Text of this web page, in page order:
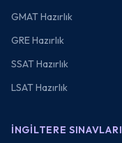
GMAT Hazırlık
GRE Hazırlık
SSAT Hazırlık
LSAT Hazırlık
İNGILTERE SINAVLARI